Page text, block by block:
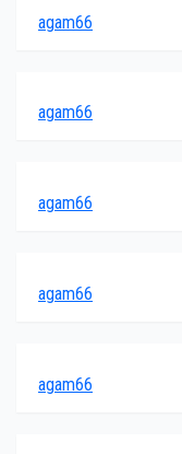
agam66
agam66
agam66
agam66
agam66